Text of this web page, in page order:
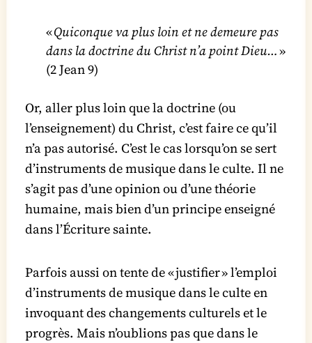
«Quiconque va plus loin et ne demeure pas
dans la doctrine du Christ n’a point Dieu…»
(2 Jean 9)
Or, aller plus loin que la doctrine (ou
l’enseignement) du Christ, c’est faire ce qu’il
n’a pas autorisé. C’est le cas lorsqu’on se sert
d’instruments de musique dans le culte. Il ne
s’agit pas d’une opinion ou d’une théorie
humaine, mais bien d’un principe enseigné
dans l’Écriture sainte.
Parfois aussi on tente de « justifier » l’emploi
d’instruments de musique dans le culte en
invoquant des changements culturels et le
progrès. Mais n’oublions pas que dans le